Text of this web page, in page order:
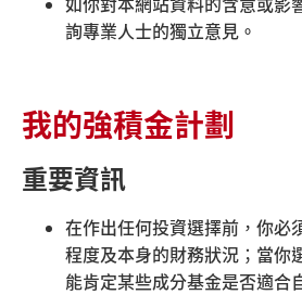
詢專業人士的獨立意見。
我的強積金計劃
重要資訊
在作出任何投資選擇前，你必
程度及本身的財務狀況；當你
能肯定某些成分基金是否適合
(852) 3197 2988
月4日起失效。積金易平台將會拒絕
信託行政表格所提交的指示。為避免
理，請於參與計劃加入積金易平台後
台發出的行政表格。